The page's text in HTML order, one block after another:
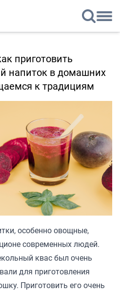
приготовить
напиток в домашних
к традициям
особенно овощные,
современных людей.
квас был очень
для приготовления
Приготовить его очень